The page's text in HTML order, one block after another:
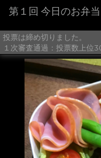
第１回 今日のお弁
投票は締め切りました。
１次審査通過：投票数上位